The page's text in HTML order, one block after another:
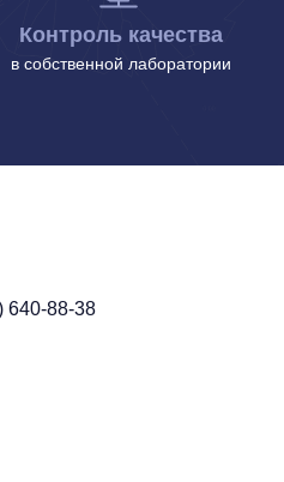
Контроль качества
в собственной лаборатории
640-88-38